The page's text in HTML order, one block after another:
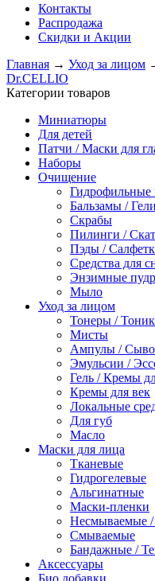
Контакты
Распродажа
Скидки и Акции
Главная → Уход за лицом
Dr.CELLIO
Категории товаров
Миниатюры
Для детей
Патчи / Маски для
Наборы
Очищение
Гидрофильные
Бальзамы /
Скрабы
Пилинги /
Пэды /
Средства для
Энзимные
Мыло
Уход за лицом
Тонеры /
Мисты
Ампулы /
Эмульсии /
Гель / Кремы
Кремы для век
Локальные
Для губ
Масло
Маски для лица
Тканевые
Гидрогелевые
Альгинатные
Маски-пленки
Несмываемые
Смываемые
Бандажные /
Аксессуары
Био добавки